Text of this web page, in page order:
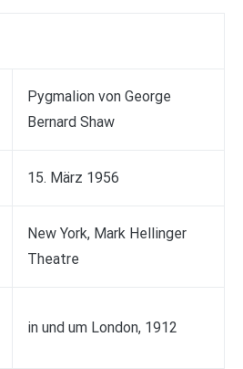
Pygmalion von George
Bernard Shaw
15. März 1956
New York, Mark Hellinger
Theatre
in und um London, 1912